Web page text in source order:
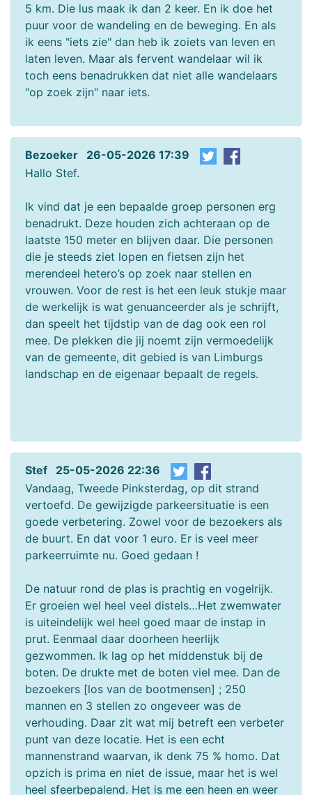
5 km. Die lus maak ik dan 2 keer. En ik doe het
puur voor de wandeling en de beweging. En als
ik eens "iets zie" dan heb ik zoiets van leven en
laten leven. Maar als fervent wandelaar wil ik
toch eens benadrukken dat niet alle wandelaars
"op zoek zijn" naar iets.
Bezoeker 26-05-2026 17:39
Hallo Stef.
Ik vind dat je een bepaalde groep personen erg
benadrukt. Deze houden zich achteraan op de
laatste 150 meter en blijven daar. Die personen
die je steeds ziet lopen en fietsen zijn het
merendeel hetero’s op zoek naar stellen en
vrouwen. Voor de rest is het een leuk stukje maar
de werkelijk is wat genuanceerder als je schrijft,
dan speelt het tijdstip van de dag ook een rol
mee. De plekken die jij noemt zijn vermoedelijk
van de gemeente, dit gebied is van Limburgs
landschap en de eigenaar bepaalt de regels.
Stef 25-05-2026 22:36
Vandaag, Tweede Pinksterdag, op dit strand
vertoefd. De gewijzigde parkeersituatie is een
goede verbetering. Zowel voor de bezoekers als
de buurt. En dat voor 1 euro. Er is veel meer
parkeerruimte nu. Goed gedaan !
De natuur rond de plas is prachtig en vogelrijk.
Er groeien wel heel veel distels…Het zwemwater
is uiteindelijk wel heel goed maar de instap in
prut. Eenmaal daar doorheen heerlijk
gezwommen. Ik lag op het middenstuk bij de
boten. De drukte met de boten viel mee. Dan de
bezoekers [los van de bootmensen] ; 250
mannen en 3 stellen zo ongeveer was de
verhouding. Daar zit wat mij betreft een verbeter
punt van deze locatie. Het is een echt
mannenstrand waarvan, ik denk 75 % homo. Dat
opzich is prima en niet de issue, maar het is wel
heel sfeerbepalend. Het is me een heen en weer